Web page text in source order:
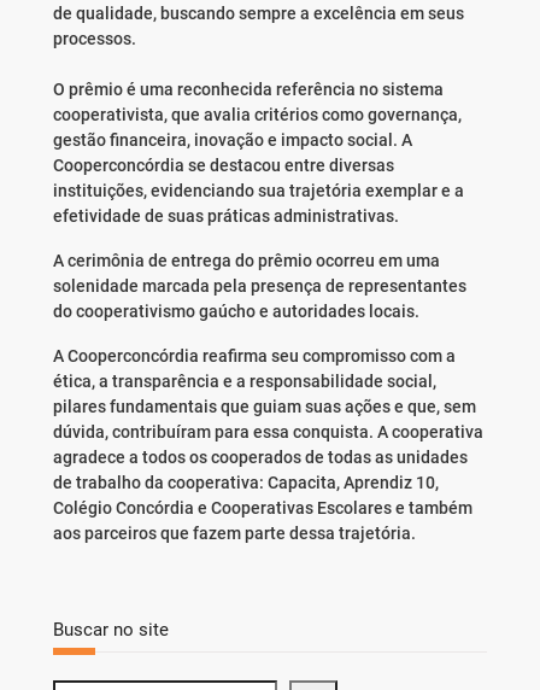
de qualidade, buscando sempre a excelência em seus
processos.
O prêmio é uma reconhecida referência no sistema
cooperativista, que avalia critérios como governança,
gestão financeira, inovação e impacto social. A
Cooperconcórdia se destacou entre diversas
instituições, evidenciando sua trajetória exemplar e a
efetividade de suas práticas administrativas.
A cerimônia de entrega do prêmio ocorreu em uma
solenidade marcada pela presença de representantes
do cooperativismo gaúcho e autoridades locais.
A Cooperconcórdia reafirma seu compromisso com a
ética, a transparência e a responsabilidade social,
pilares fundamentais que guiam suas ações e que, sem
dúvida, contribuíram para essa conquista. A cooperativa
agradece a todos os cooperados de todas as unidades
de trabalho da cooperativa: Capacita, Aprendiz 10,
Colégio Concórdia e Cooperativas Escolares e também
aos parceiros que fazem parte dessa trajetória.
Buscar no site